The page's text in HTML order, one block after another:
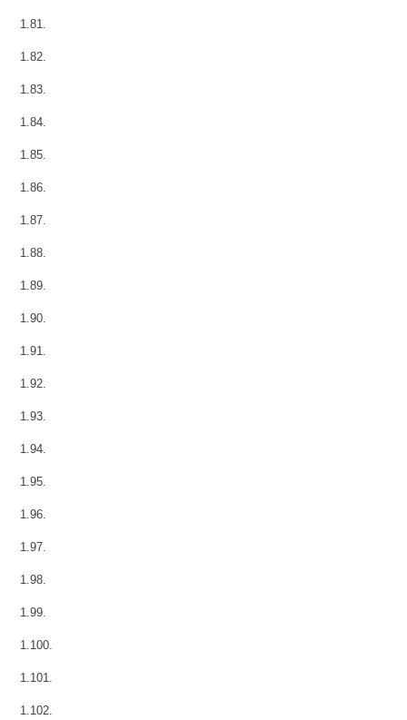
1.81.
1.82.
1.83.
1.84.
1.85.
1.86.
1.87.
1.88.
1.89.
1.90.
1.91.
1.92.
1.93.
1.94.
1.95.
1.96.
1.97.
1.98.
1.99.
1.100.
1.101.
1.102.